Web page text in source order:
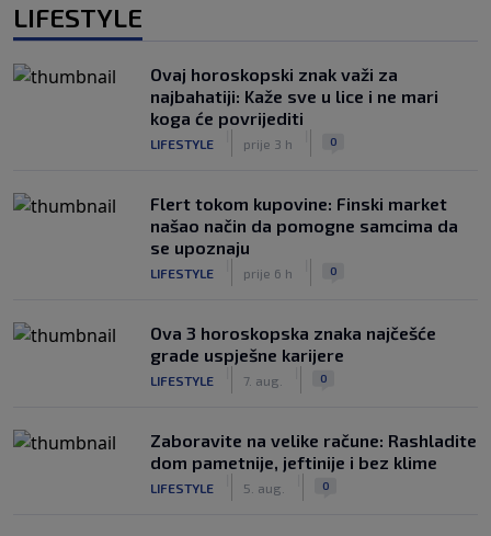
LIFESTYLE
Ovaj horoskopski znak važi za
najbahatiji: Kaže sve u lice i ne mari
koga će povrijediti
LIFESTYLE prije 3 h 0
Flert tokom kupovine: Finski market
našao način da pomogne samcima da
se upoznaju
LIFESTYLE prije 6 h 0
Ova 3 horoskopska znaka najčešće
grade uspješne karijere
LIFESTYLE 7. aug. 0
Zaboravite na velike račune: Rashladite
dom pametnije, jeftinije i bez klime
LIFESTYLE 5. aug. 0